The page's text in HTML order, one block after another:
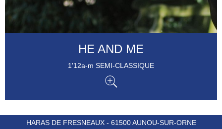
HE AND ME
1'12a-m SEMI-CLASSIQUE
HARAS DE FRESNEAUX - 61500 AUNOU-SUR-ORNE